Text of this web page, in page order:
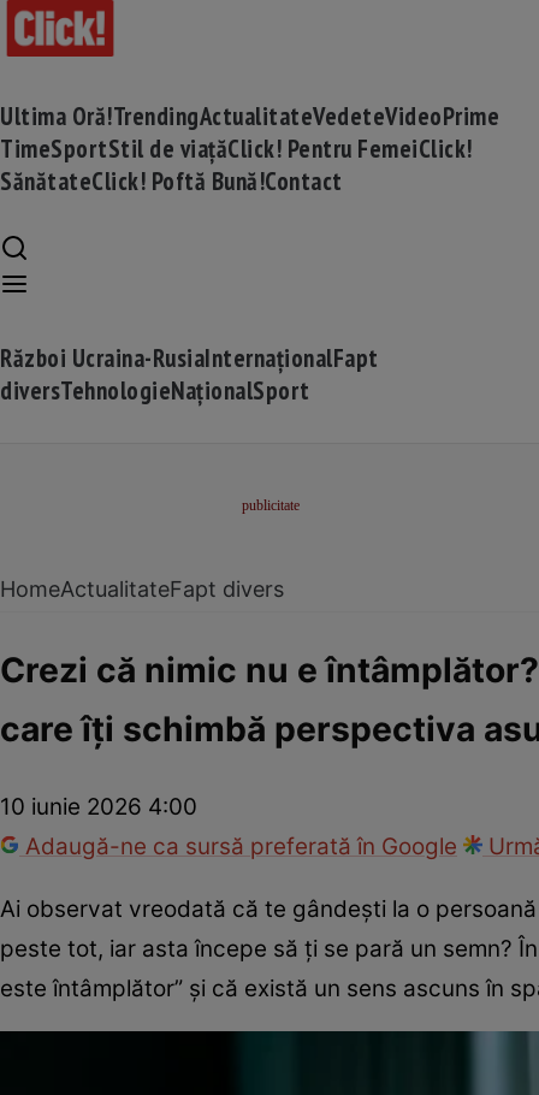
Ultima Oră!TrendingActualitateVedeteVideoPrime
TimeSportStil de viațăClick! Pentru FemeiClick!
SănătateClick! Poftă Bună!Contact
Război Ucraina-RusiaInternaționalFapt
diversTehnologieNaționalSport
HomeActualitateFapt divers
Crezi că nimic nu e
care îți schimbă perspectiva
10 iunie 2026 4:00
Adaugă-ne ca sursă preferată în Google
Ai observat vreodată că te gândești la o
peste tot, iar asta începe să ți se pară un semn?
este întâmplător” și că există un sens ascuns în